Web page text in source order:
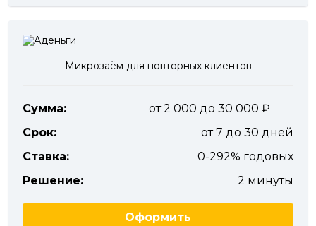
Микрозаём для повторных клиентов
Сумма:
от 2 000 до 30 000
Срок:
от 7 до 30 дней
Ставка:
0-292% годовых
Решение:
2 минуты
Оформить